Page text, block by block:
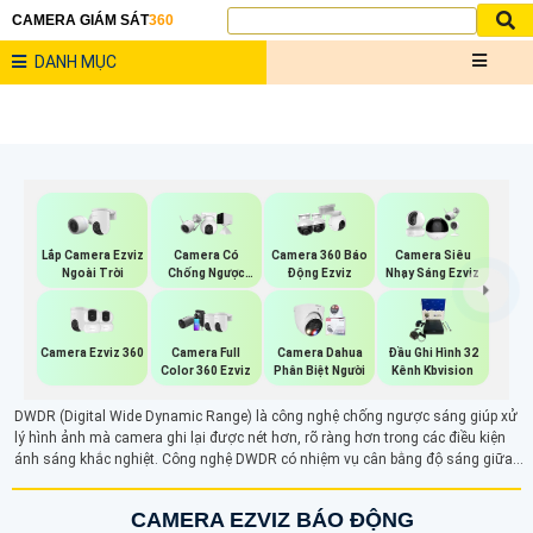
CAMERA GIÁM SÁT360
DANH MỤC
Lắp Camera Ezviz
Ngoài Trời
Camera Có
Chống Ngược
Sáng Ezviz
Camera 360 Báo
Động Ezviz
Camera Siêu
Nhạy Sáng Ezviz
Camera Ezviz 360
Camera Full
Color 360 Ezviz
Camera Dahua
Phân Biệt Người
Đầu Ghi Hình 32
Kênh Kbvision
DWDR (Digital Wide Dynamic Range) là công nghệ chống ngược sáng giúp xử
lý hình ảnh mà camera ghi lại được nét hơn, rõ ràng hơn trong các điều kiện
ánh sáng khắc nghiệt. Công nghệ DWDR có nhiệm vụ cân bằng độ sáng giữa
CAMERA EZVIZ BÁO ĐỘNG